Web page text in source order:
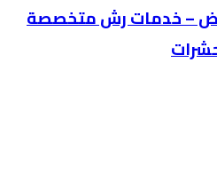
– خدمات رش متخصصة